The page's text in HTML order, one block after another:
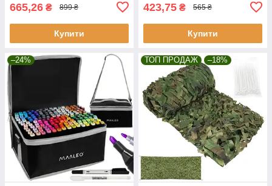
665,26 ₴ 899 ₴
Купити
423,75 ₴ 565 ₴
Купити
–24% ТОП ПРОДАЖ –18%